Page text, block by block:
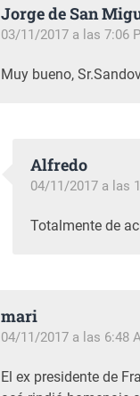
Jorge de San
03/11/2017 a las 7:06
Muy bueno,
Alfredo
04/11/2017 a las
Totalmente de
mari
04/11/2017 a las 6:48
El ex presidente de